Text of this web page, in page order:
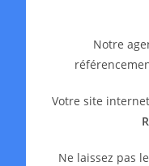
Notre
Votre site
Ne laissez pas